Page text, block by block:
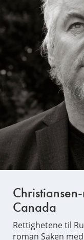
Canada
Rettighetene til
roman Saken